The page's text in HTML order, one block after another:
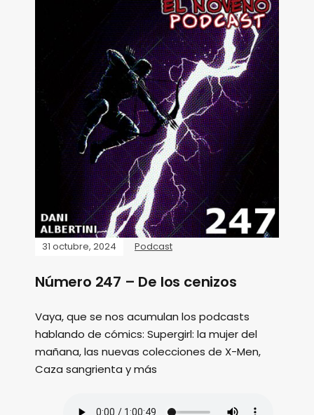
31 octubre, 2024 Podcast
Número 247 – De los cenizos
Vaya, que se nos acumulan los podcasts
hablando de cómics: Supergirl: la mujer del
mañana, las nuevas colecciones de X-Men,
Caza sangrienta y más